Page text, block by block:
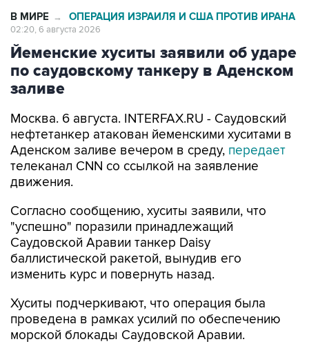
В МИРЕ → ОПЕРАЦИЯ ИЗРАИЛЯ И США ПРОТИВ ИРАНА
02:20, 6 августа 2026
Йеменские хуситы заявили об ударе
по саудовскому танкеру в Аденском
заливе
Москва. 6 августа. INTERFAX.RU - Саудовский
нефтетанкер атакован йеменскими хуситами в
Аденском заливе вечером в среду, передает
телеканал CNN со ссылкой на заявление
движения.
Согласно сообщению, хуситы заявили, что
"успешно" поразили принадлежащий
Саудовской Аравии танкер Daisy
баллистической ракетой, вынудив его
изменить курс и повернуть назад.
Хуситы подчеркивают, что операция была
проведена в рамках усилий по обеспечению
морской блокады Саудовской Аравии.